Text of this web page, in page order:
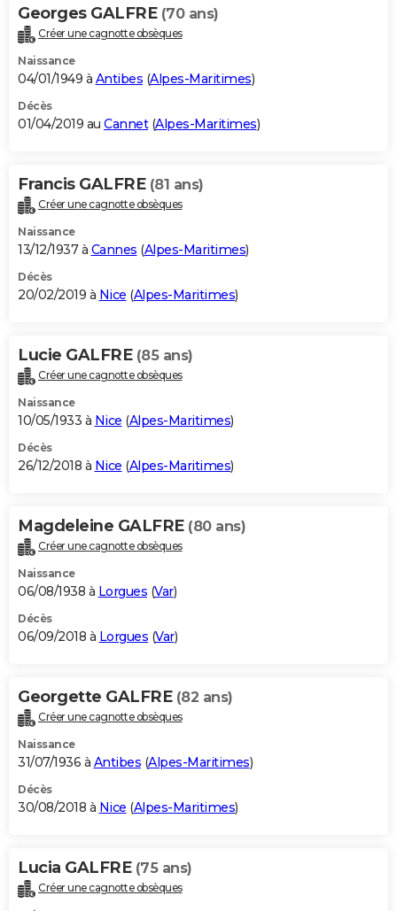
Georges GALFRE (70 ans)
Créer une cagnotte obsèques
Naissance
04/01/1949 à Antibes (Alpes-Maritimes)
Décès
01/04/2019 au Cannet(Alpes-Maritimes)
Francis GALFRE (81 ans)
Créer une cagnotte obsèques
Naissance
13/12/1937 à Cannes (Alpes-Maritimes)
Décès
20/02/2019 à Nice (Alpes-Maritimes)
Lucie GALFRE (85 ans)
Créer une cagnotte obsèques
Naissance
10/05/1933 à Nice (Alpes-Maritimes)
Décès
26/12/2018 à Nice (Alpes-Maritimes)
Magdeleine GALFRE (80 ans)
Créer une cagnotte obsèques
Naissance
06/08/1938 à Lorgues (Var)
Décès
06/09/2018 à Lorgues (Var)
Georgette GALFRE (82 ans)
Créer une cagnotte obsèques
Naissance
31/07/1936 à Antibes (Alpes-Maritimes)
Décès
30/08/2018 à Nice (Alpes-Maritimes)
Lucia GALFRE (75 ans)
Créer une cagnotte obsèques